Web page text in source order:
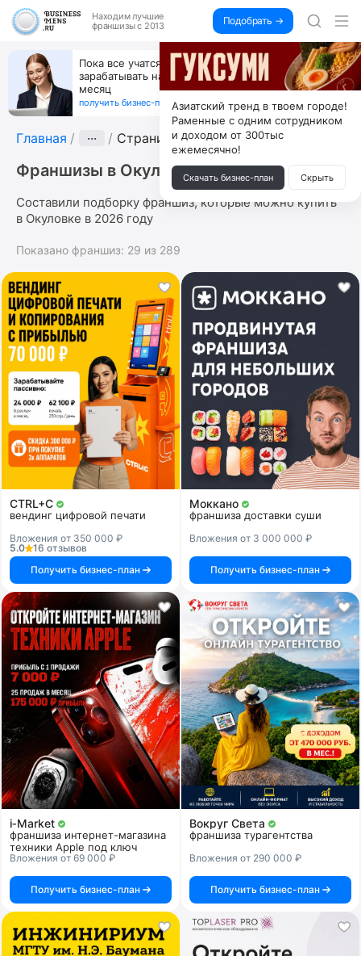
Находим лучшие
франшизы с 2013
Подобрать →
Пока все учатся пользоваться ИИ, вы можете
зарабатывать на их обучении по 500 тыс. каждый
месяц
получить бизнес-план ↓
Главная ··· Страница 5
Франшизы в Окуловке
Составили подборку франшиз, которые можно купить
в Окуловке в 2026 году
Показано франшиз: 29 из 289
CTRL+C
вендинг цифровой печати
Вложения от 350 000 ₽
5.0
16 отзывов
Получить бизнес-план
Моккано
франшиза доставки суши
Вложения от 3 000 000 ₽
Получить бизнес-план
i‑Market
франшиза интернет-магазина
техники Apple под ключ
Вложения от 69 000 ₽
Получить бизнес-план
Вокруг Света
франшиза турагентства
Вложения от 290 000 ₽
Получить бизнес-план
Азиатский тренд в твоем городе!
Раменные с одним сотрудником
и доходом от 300тыс
ежемесячно!
Скачать бизнес-план Скрыть